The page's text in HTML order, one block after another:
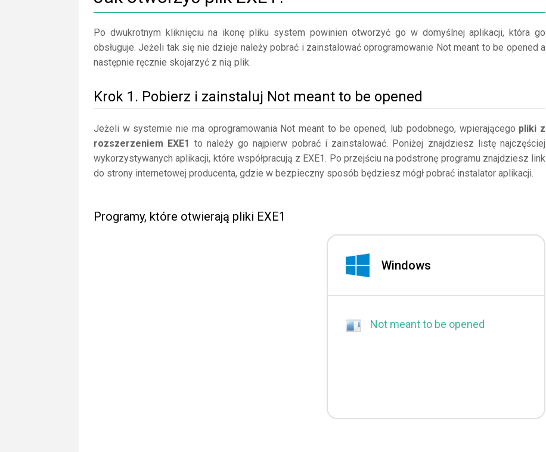
Po dwukrotnym kliknięciu na ikonę pliku system powinien otworzyć go w domyślnej aplikacji, która go
obsługuje. Jeżeli tak się nie dzieje należy pobrać i zainstalować oprogramowanie Not meant to be opened a
następnie ręcznie skojarzyć z nią plik.
Krok 1. Pobierz i zainstaluj Not meant to be opened
Jeżeli w systemie nie ma oprogramowania Not meant to be opened, lub podobnego, wpierającego pliki z
rozszerzeniem EXE1 to należy go najpierw pobrać i zainstalować. Poniżej znajdziesz listę najczęściej
wykorzystywanych aplikacji, które współpracują z EXE1. Po przejściu na podstronę programu znajdziesz link
do strony internetowej producenta, gdzie w bezpieczny sposób będziesz mógł pobrać instalator aplikacji.
Programy, które otwierają pliki EXE1
Windows
Not meant to be opened